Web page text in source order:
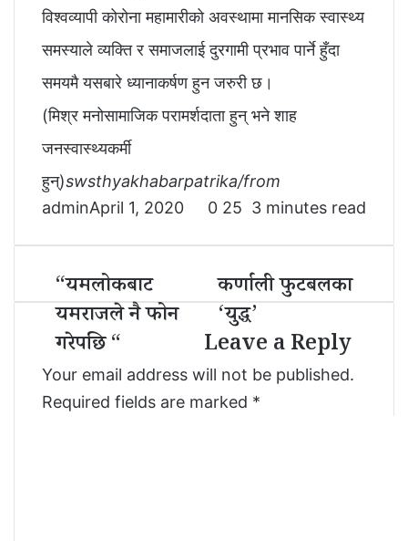
विश्वव्यापी कोरोना महामारीको अवस्थामा मानसिक स्वास्थ्य
समस्याले व्यक्ति र समाजलाई दुरगामी प्रभाव पार्ने हुँदा
समयमै यसबारे ध्यानाकर्षण हुन जरुरी छ।
(मिश्र मनोसामाजिक परामर्शदाता हुन् भने शाह
जनस्वास्थ्यकर्मी
हुन्)swsthyakhabarpatrika/from
adminApril 1, 2020 0 25 3 minutes read
“
य
म
लो
बा
ट
“यमलोकबाट
यमराजले नै फोन
गरेपछि “
क
र्णा
ली
फु
ब
ल
कर्णाली फुटबलका
‘युद्ध’
Leave a Reply
Your email address will not be published.
Required fields are marked *